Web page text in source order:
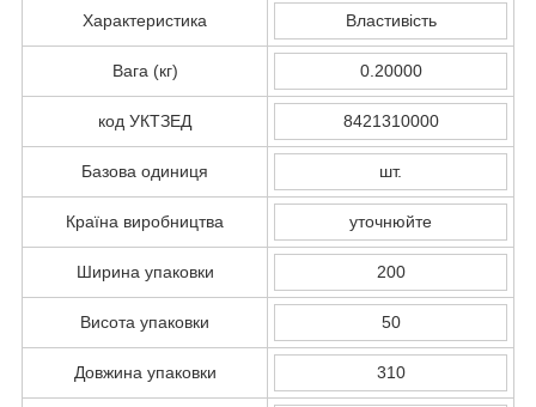
Характеристика Властивість
Вага (кг) 0.20000
код УКТЗЕД 8421310000
Базова одиниця шт.
Країна виробництва уточнюйте
Ширина упаковки 200
Висота упаковки 50
Довжина упаковки 310